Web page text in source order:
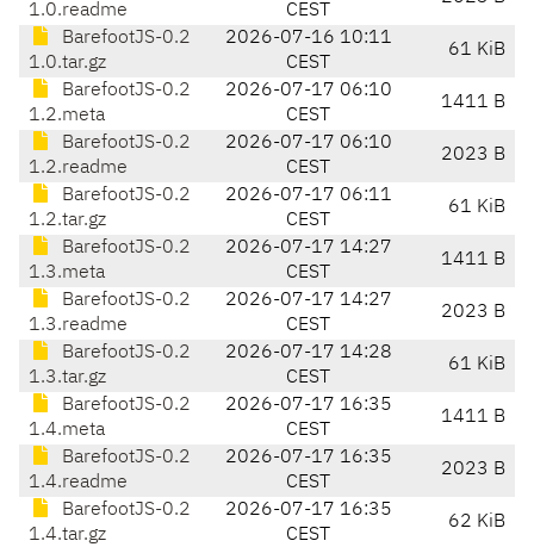
1.0.readme
CEST
BarefootJS-0.2
1.0.tar.gz
2026-07-16 10:11
CEST
61 KiB
BarefootJS-0.2
1.2.meta
2026-07-17 06:10
CEST
1411 B
BarefootJS-0.2
1.2.readme
2026-07-17 06:10
CEST
2023 B
BarefootJS-0.2
1.2.tar.gz
2026-07-17 06:11
CEST
61 KiB
BarefootJS-0.2
1.3.meta
2026-07-17 14:27
CEST
1411 B
BarefootJS-0.2
1.3.readme
2026-07-17 14:27
CEST
2023 B
BarefootJS-0.2
1.3.tar.gz
2026-07-17 14:28
CEST
61 KiB
BarefootJS-0.2
1.4.meta
2026-07-17 16:35
CEST
1411 B
BarefootJS-0.2
1.4.readme
2026-07-17 16:35
CEST
2023 B
BarefootJS-0.2
1.4.tar.gz
2026-07-17 16:35
CEST
62 KiB